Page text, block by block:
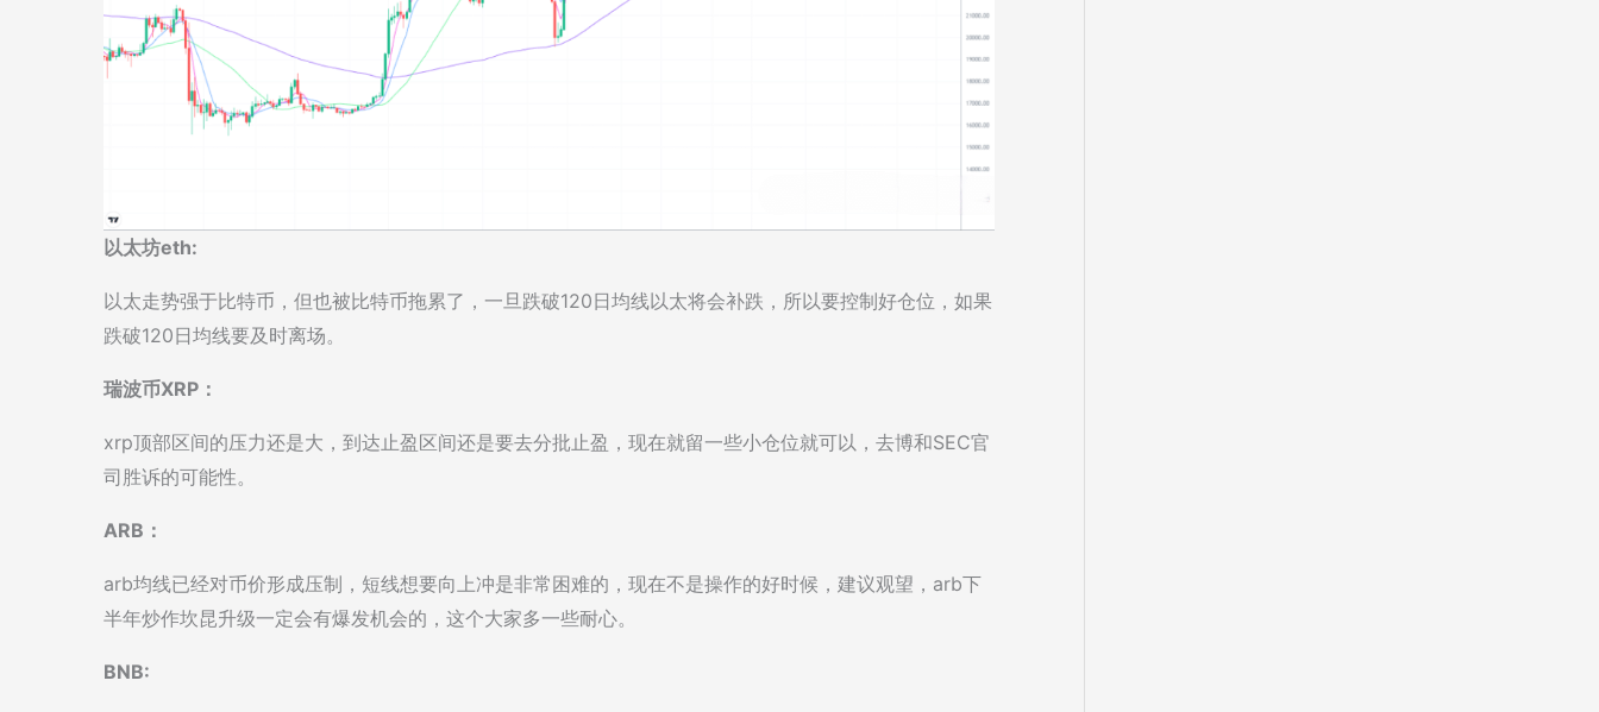
以太坊eth:
以太走势强于比特币，但也被比特币拖累了，一旦跌破120日均线以太将会补跌，所以要控制好仓位，如果
跌破120日均线要及时离场。
瑞波币XRP：
xrp顶部区间的压力还是大，到达止盈区间还是要去分批止盈，现在就留一些小仓位就可以，去博和SEC官
司胜诉的可能性。
ARB：
arb均线已经对币价形成压制，短线想要向上冲是非常困难的，现在不是操作的好时候，建议观望，arb下
半年炒作坎昆升级一定会有爆发机会的，这个大家多一些耐心。
BNB: